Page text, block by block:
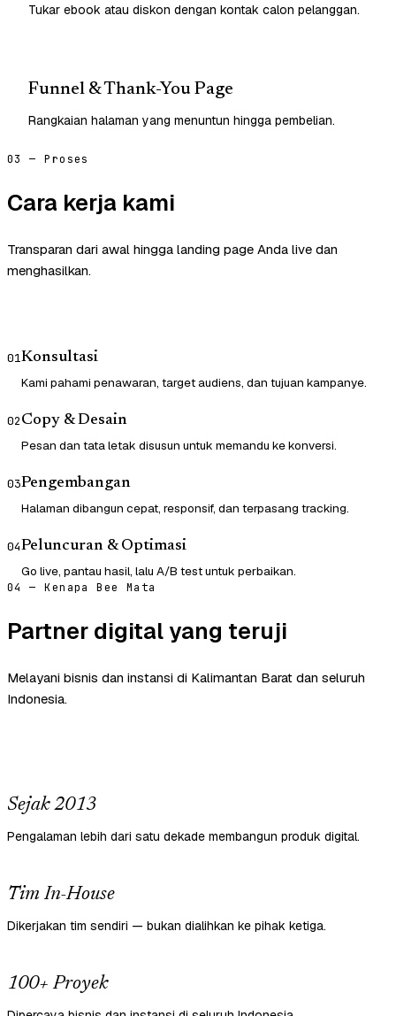
Tukar ebook atau diskon dengan kontak calon pelanggan.
Funnel & Thank-You Page
Rangkaian halaman yang menuntun hingga pembelian.
03 — Proses
Cara kerja kami
Transparan dari awal hingga landing page Anda live dan
menghasilkan.
01Konsultasi
Kami pahami penawaran, target audiens, dan tujuan kampanye.
02Copy & Desain
Pesan dan tata letak disusun untuk memandu ke konversi.
03Pengembangan
Halaman dibangun cepat, responsif, dan terpasang tracking.
04Peluncuran & Optimasi
Go live, pantau hasil, lalu A/B test untuk perbaikan.
04 — Kenapa Bee Mata
Partner digital yang teruji
Melayani bisnis dan instansi di Kalimantan Barat dan seluruh
Indonesia.
Sejak 2013
Pengalaman lebih dari satu dekade membangun produk digital.
Tim In-House
Dikerjakan tim sendiri — bukan dialihkan ke pihak ketiga.
100+ Proyek